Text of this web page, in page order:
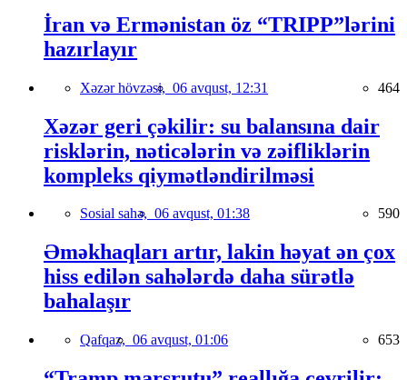
İran və Ermənistan öz “TRIPP”lərini
hazırlayır
Xəzər hövzəsi, 06 avqust, 12:31 464
Xəzər geri çəkilir: su balansına dair
risklərin, nəticələrin və zəifliklərin
kompleks qiymətləndirilməsi
Sosial sahə, 06 avqust, 01:38 590
Əməkhaqları artır, lakin həyat ən çox
hiss edilən sahələrdə daha sürətlə
bahalaşır
Qafqaz, 06 avqust, 01:06 653